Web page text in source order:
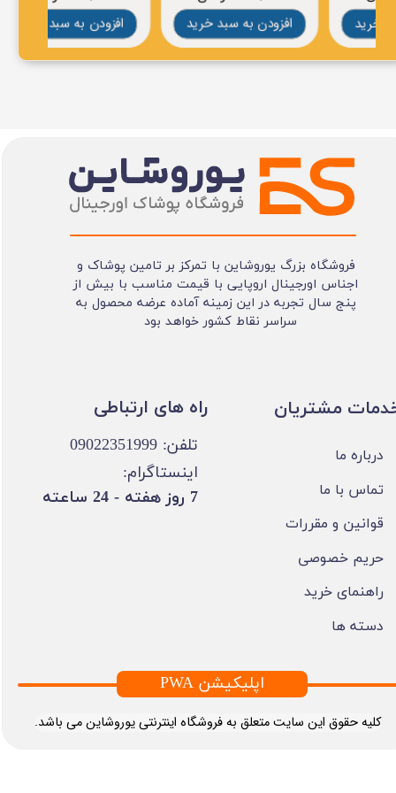
افزودن به سبد خرید افزودن به سبد خرید
فروشگاه بزرگ یوروشاین با تمرکز بر تامین پوشاک و
اجناس اورجینال اروپایی با قیمت مناسب با بیش از
پنج سال تجربه در این زمینه آماده عرضه محصول به
سراسر نقاط کشور خواهد بود
​کلیه حقوق این سایت متعلق به فروشگاه اینترنتی یوروشاین می باشد.
مشتریان
درباره ما
تماس با ما
قوانین و مقررات
حریم خصوصی
راهنمای خرید
دسته ها
تلفن: 09022351999
اینستاگرام:
​7 روز هفته - 24 ساعته ​​​​​​​
PWA اپلیکیشن
​​راه های ارتباطی